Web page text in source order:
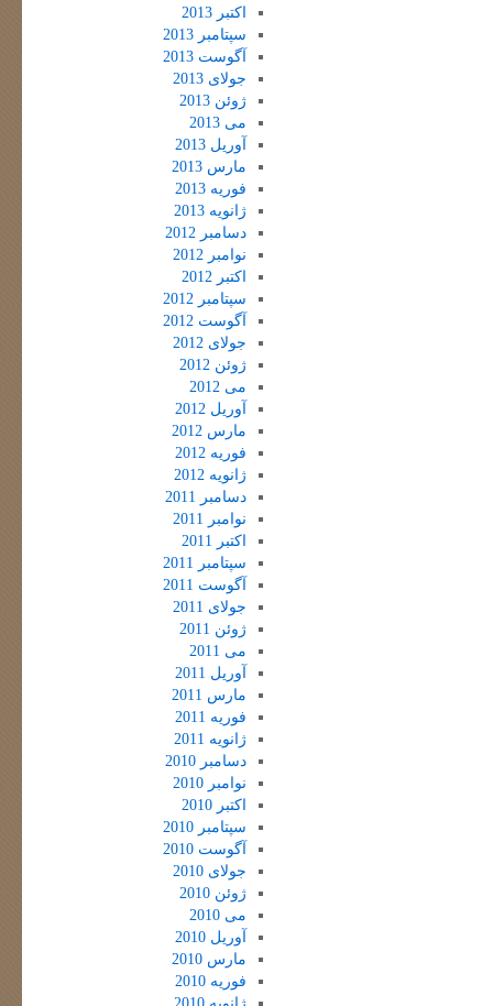
اکتبر 2013
سپتامبر 2013
آگوست 2013
جولای 2013
ژوئن 2013
می 2013
آوریل 2013
مارس 2013
فوریه 2013
ژانویه 2013
دسامبر 2012
نوامبر 2012
اکتبر 2012
سپتامبر 2012
آگوست 2012
جولای 2012
ژوئن 2012
می 2012
آوریل 2012
مارس 2012
فوریه 2012
ژانویه 2012
دسامبر 2011
نوامبر 2011
اکتبر 2011
سپتامبر 2011
آگوست 2011
جولای 2011
ژوئن 2011
می 2011
آوریل 2011
مارس 2011
فوریه 2011
ژانویه 2011
دسامبر 2010
نوامبر 2010
اکتبر 2010
سپتامبر 2010
آگوست 2010
جولای 2010
ژوئن 2010
می 2010
آوریل 2010
مارس 2010
فوریه 2010